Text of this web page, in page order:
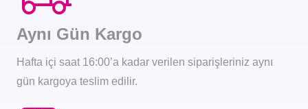
Aynı Gün Kargo
Hafta içi saat 16:00’a kadar verilen siparişleriniz aynı
gün kargoya teslim edilir.